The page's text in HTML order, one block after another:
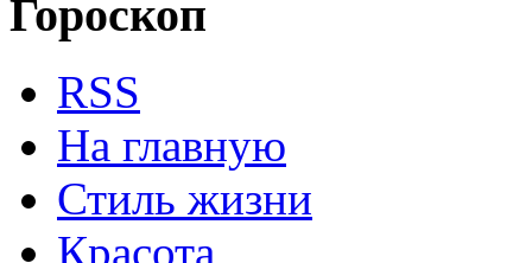
Гороскоп
RSS
На главную
Стиль жизни
Красота